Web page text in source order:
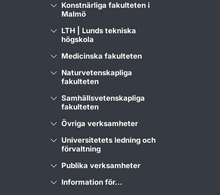
Konstnärliga fakulteten i
Malmö
LTH | Lunds tekniska
högskola
Medicinska fakulteten
Naturvetenskapliga
fakulteten
Samhällsvetenskapliga
fakulteten
Övriga verksamheter
Universitetets ledning och
förvaltning
Publika verksamheter
Information för...